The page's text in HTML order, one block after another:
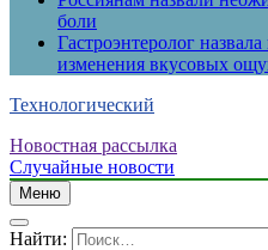
боли
Гастроэнтеролог
изменения вкусовых
Технологический
Новостная рассылка
Случайные новости
Меню
Найти: